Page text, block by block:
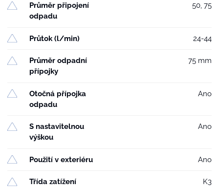
Průměr připojení
odpadu
50, 75
Průtok (l/min) 24-44
Průměr odpadní
přípojky
75 mm
Otočná přípojka
odpadu
Ano
S nastavitelnou
výškou
Ano
Použití v exteriéru Ano
Třída zatížení K3